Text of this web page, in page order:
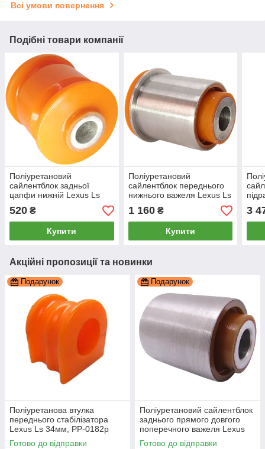
Всі умови повернення
Подібні товари компанії
Поліуретановий
сайлентблок задньої
цапфи нижній Lexus Ls
1989-1994
520 ₴
Купити
Поліуретановий
сайлентблок переднього
нижнього важеля Lexus Ls
1989-1994
1 160₴
Купити
3
Акційні пропозиції та новинки
Подарунок
Поліуретанова втулка
переднього стабілізатора
Lexus Ls 34мм, PP-0182p
Готово до відправки
Подарунок
Поліуретановий сайлентблок
заднього прямого довгого
поперечного важеля Lexus
Ls600, PP-0735c
Готово до відправки